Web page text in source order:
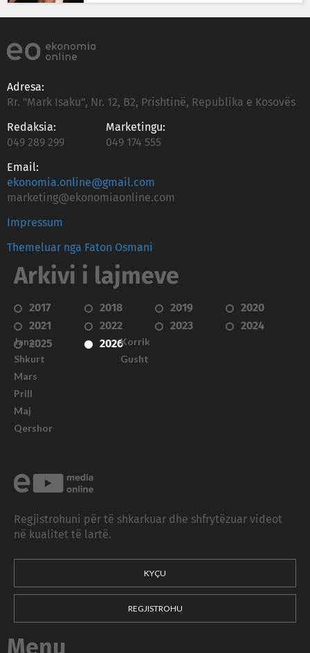
Adresa:
Rr. "Mark Isaku", Nr. 12, B2, Prishtinë, Republika e Kosovës
Redaksia:
049 289 299
Marketingu:
049 174 555
Email:
ekonomia.online@gmail.com
marketing@ekonomiaonline.com
Impressum
Themeluar nga Faton Osmani
Arkivi i lajmeve
2017 2018 2019
2020
2021
2022 2023
2024
2025
2026
Janar
Shkurt
Mars
Prill
Maj
Qershor
Korrik
Gusht
Regjistrohuni për të shkarkuar dhe shfrytëzuar videot
në kualitet të lartë.
KYÇU
REGJISTROHU
Menu